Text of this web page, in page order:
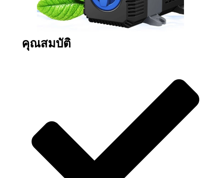
คุณสมบัติ